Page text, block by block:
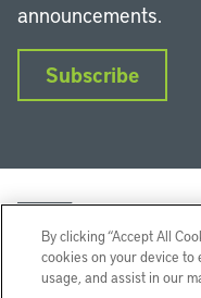
announcements.
Subscribe
By clicking “Accept All
cookies on your device to
usage, and assist in our